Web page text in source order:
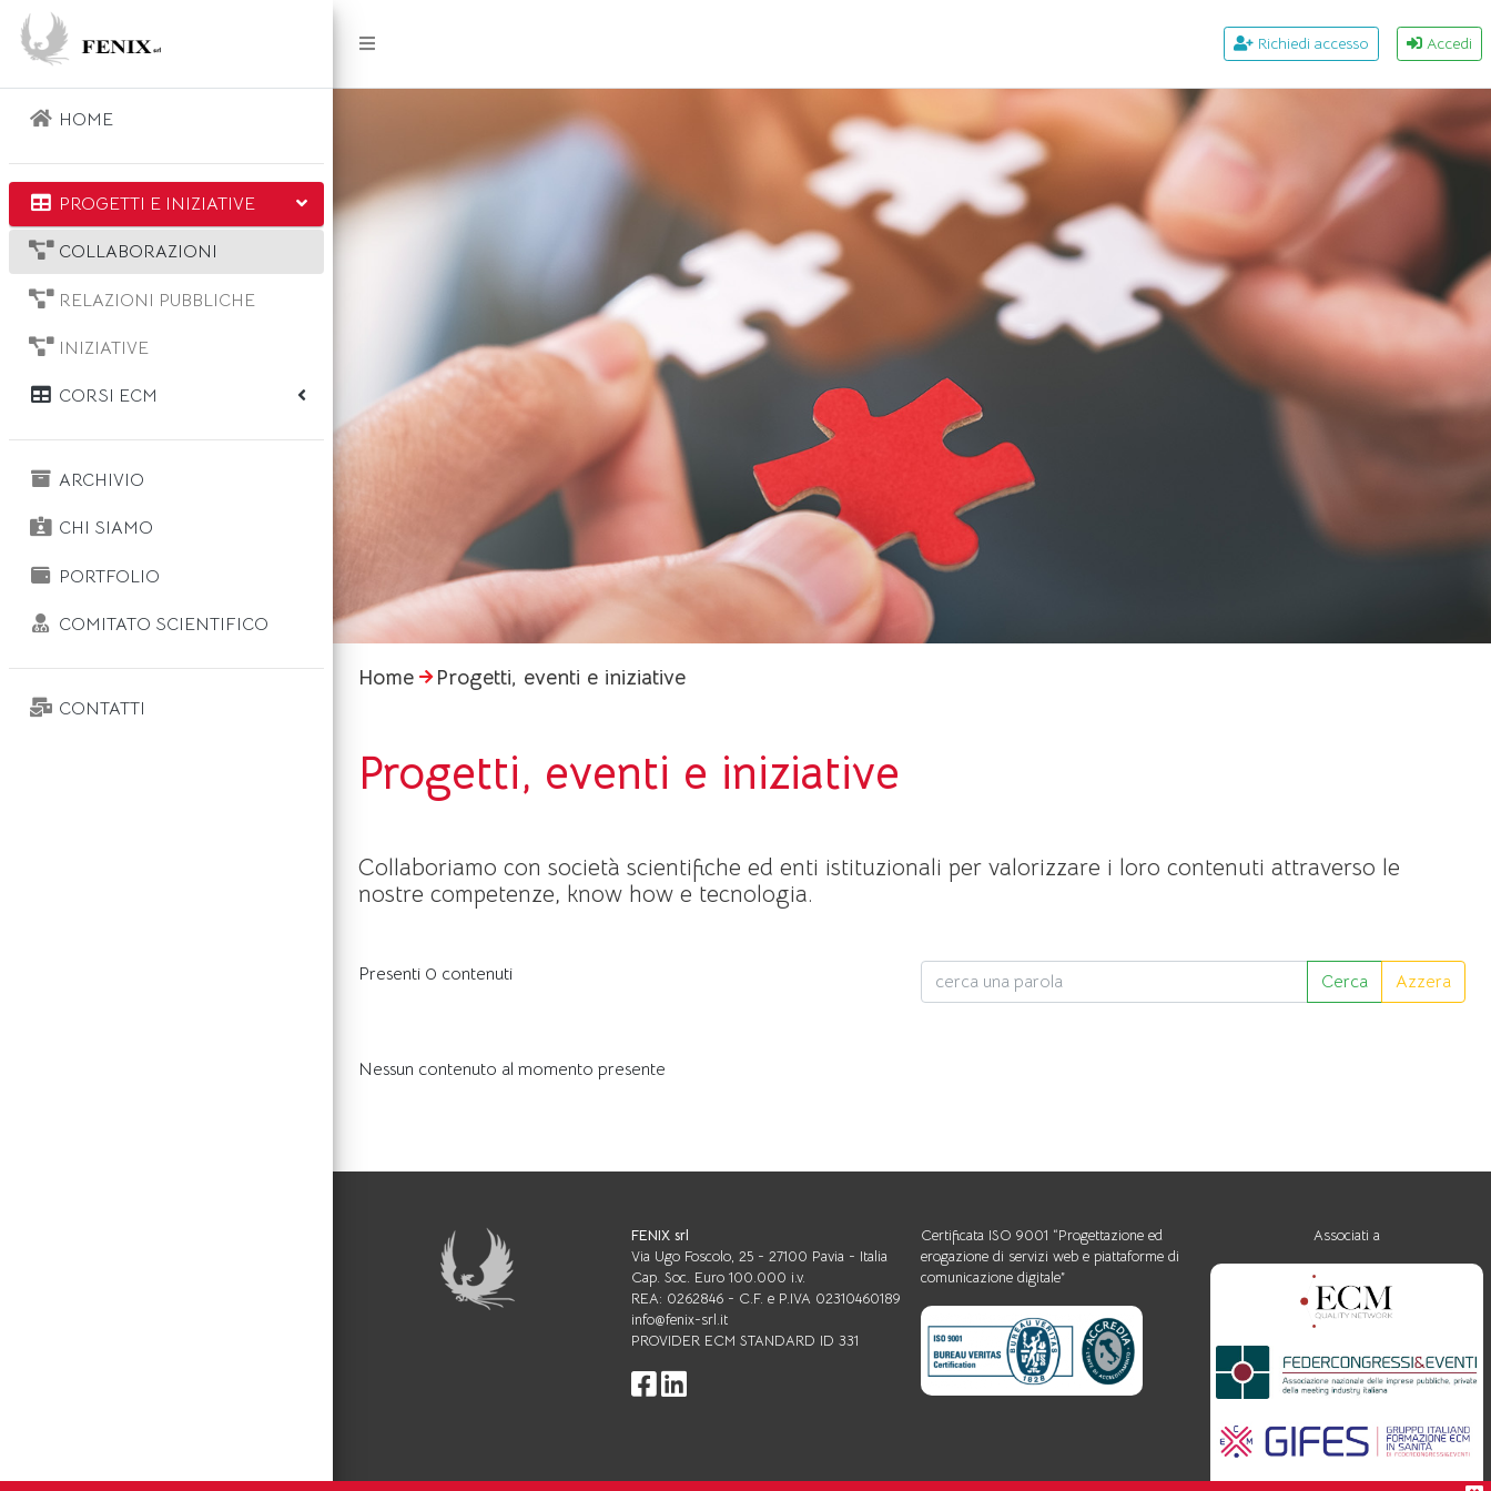
Richiedi accesso Accedi
HOME
PROGETTI E INIZIATIVE
COLLABORAZIONI
RELAZIONI PUBBLICHE
INIZIATIVE
CORSI ECM
ARCHIVIO
CHI SIAMO
PORTFOLIO
COMITATO SCIENTIFICO
CONTATTI
Home Progetti, eventi e iniziative
Progetti, eventi e iniziative
Collaboriamo con società scientifiche ed enti istituzionali per valorizzare i loro contenuti attraverso le
nostre competenze, know how e tecnologia.
Presenti 0 contenuti Azzera
Nessun contenuto al momento presente
FENIX srl
Via Ugo Foscolo, 25 - 27100 Pavia - Italia
Cap. Soc. Euro 100.000 i.v.
REA: 0262846 - C.F. e P.IVA 02310460189
info@fenix-srl.it
PROVIDER ECM STANDARD ID 331
Certificata ISO 9001 “Progettazione ed
erogazione di servizi web e piattaforme di
comunicazione digitale”
Associati a